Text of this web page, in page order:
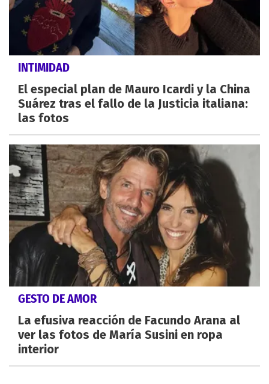
INTIMIDAD
El especial plan de Mauro Icardi y la China
Suárez tras el fallo de la Justicia italiana:
las fotos
GESTO DE AMOR
La efusiva reacción de Facundo Arana al
ver las fotos de María Susini en ropa
interior